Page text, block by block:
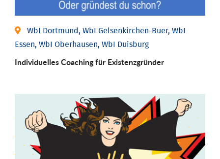
WbI Dortmund, WbI Gelsenkirchen-Buer, WbI
Essen, WbI Oberhausen, WbI Duisburg
Individu­elles Coaching für Existenz­gründer